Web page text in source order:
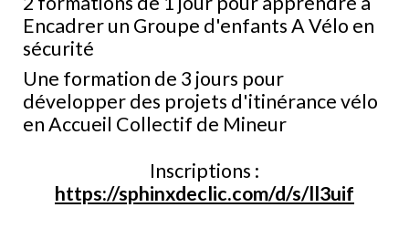
Encadrer un Groupe d'enfants A Vélo en
sécurité
Une formation de 3 jours pour
développer des projets d'itinérance vélo
en Accueil Collectif de Mineur
Inscriptions :
https://sphinxdeclic.com/d/s/ll3uif